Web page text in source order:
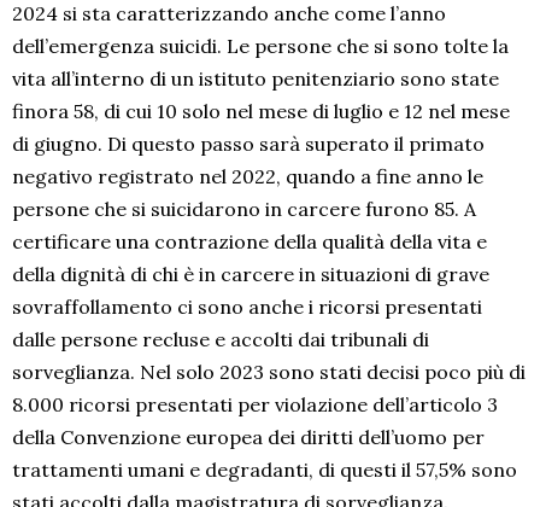
2024 si sta caratterizzando anche come l’anno
dell’emergenza suicidi. Le persone che si sono tolte la
vita all’interno di un istituto penitenziario sono state
finora 58, di cui 10 solo nel mese di luglio e 12 nel mese
di giugno. Di questo passo sarà superato il primato
negativo registrato nel 2022, quando a fine anno le
persone che si suicidarono in carcere furono 85. A
certificare una contrazione della qualità della vita e
della dignità di chi è in carcere in situazioni di grave
sovraffollamento ci sono anche i ricorsi presentati
dalle persone recluse e accolti dai tribunali di
sorveglianza. Nel solo 2023 sono stati decisi poco più di
8.000 ricorsi presentati per violazione dell’articolo 3
della Convenzione europea dei diritti dell’uomo per
trattamenti umani e degradanti, di questi il 57,5% sono